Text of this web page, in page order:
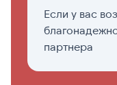
Если у вас
партнера